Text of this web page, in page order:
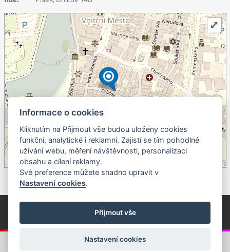
©OpenStreetMapcontributors.
⤢
© Píseckem / Kalendárium (Změna programu vyhrazena!)
(Cookies)
© 2018 - 2026 Realizace a správa webu:
Informace o cookies
Kliknutím na Přijmout vše budou uloženy cookies
funkční, analytické i reklamní. Zajistí se tím pohodlné
užívání webu, měření návštěvnosti, personalizaci
obsahu a cílení reklamy.
Své preference můžete snadno upravit v
Nastavení cookies.
Přijmout vše
Nastavení cookies